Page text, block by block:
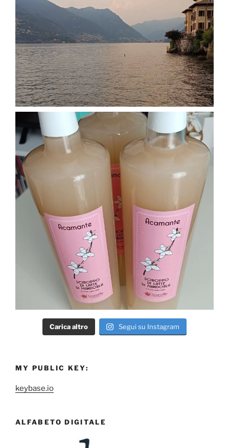
Carica altro Segui su Instagram
MY PUBLIC KEY:
keybase.io
ALFABETO DIGITALE